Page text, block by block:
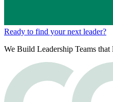
Ready to find your next leader?
We Build Leadership Teams